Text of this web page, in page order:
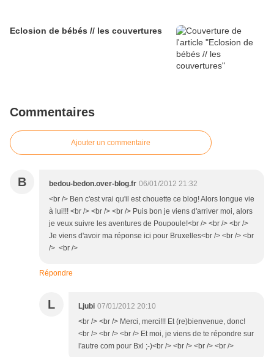
Eclosion de bébés // les couvertures
Commentaires
Ajouter un commentaire
B bedou-bedon.over-blog.fr 06/01/2012 21:32
<br /> Ben c'est vrai qu'il est chouette ce blog! Alors longue vie
à lui!!! <br /> <br /> <br /> Puis bon je viens d'arriver moi, alors
je veux suivre les aventures de Poupoule!<br /> <br /> <br />
Je viens d'avoir ma réponse ici pour Bruxelles<br /> <br /> <br
/> <br />
Répondre
L Ljubi 07/01/2012 20:10
<br /> <br /> Merci, merci!!! Et (re)bienvenue, donc!
<br /> <br /> <br /> Et moi, je viens de te répondre sur
l'autre com pour Bxl ;-)<br /> <br /> <br /> <br />